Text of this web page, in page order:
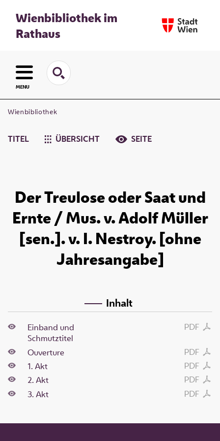
Wienbibliothek im
Rathaus
MENU
Wienbibliothek
TITEL ÜBERSICHT SEITE
Der Treulose oder Saat und
Ernte / Mus. v. Adolf Müller
[sen.]. v. I. Nestroy. [ohne
Jahresangabe]
Inhalt
PDF
Einband und
Schmutztitel
PDF
Ouverture
PDF
1. Akt
PDF
2. Akt
PDF
3. Akt